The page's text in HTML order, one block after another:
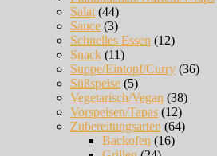
Salat (44)
Sauce (3)
Schnelles Essen (12)
Snack (11)
Suppe/Eintopf/Curry (36)
Süßspeise (5)
Vegetarisch/Vegan (38)
Vorspeisen/Tapas (12)
Zubereitungsarten (64)
Backofen (16)